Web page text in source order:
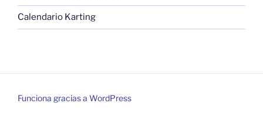
Calendario Karting
Funciona gracias a WordPress